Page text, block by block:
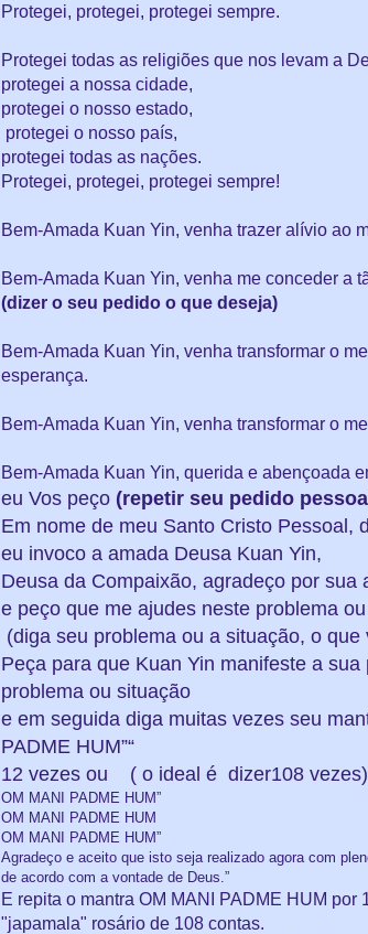
Protegei, protegei, protegei sempre.
Protegei todas as religiões que nos levam a
protegei a nossa cidade,
protegei o nosso estado,
protegei o nosso país,
protegei todas as nações.
Protegei, protegei, protegei sempre!
Bem-Amada Kuan Yin, venha trazer alívio ao
Bem-Amada Kuan Yin, venha me conceder a
(dizer o seu pedido o que deseja)
Bem-Amada Kuan Yin, venha transformar o
esperança.
Bem-Amada Kuan Yin, venha transformar o
Bem-Amada Kuan Yin, querida e abençoada
eu Vos peço (repetir seu pedido
Em nome de meu Santo Cristo Pessoal,
eu invoco a amada Deusa Kuan Yin,
Deusa da Compaixão, agradeço por sua
e peço que me ajudes neste problema
(diga seu problema ou a situação, o que
Peça para que Kuan Yin manifeste a
problema ou situação
e em seguida diga muitas vezes seu
PADME HUM”“
12 vezes ou ( o ideal é dizer108
OM MANI PADME HUM”
OM MANI PADME HUM
OM MANI PADME HUM”
Agradeço e aceito que isto seja realizado agora com
de acordo com a vontade de Deus.”
E repita o mantra OM MANI PADME HUM por
"japamala" rosário de 108 contas.